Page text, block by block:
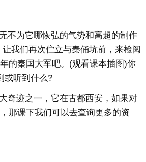
不为它哪恢弘的气势和高超的制作
我们再次伫立与秦俑坑前，来检阅
的秦国大军吧。(观看课本插图)你
或听到什么?
奇迹之一，它在古都西安，如果对
那课下我们可以去查询更多的资